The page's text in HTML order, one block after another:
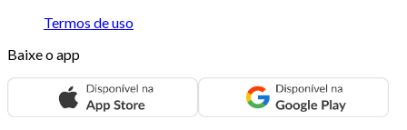
Termos de uso
Baixe o app